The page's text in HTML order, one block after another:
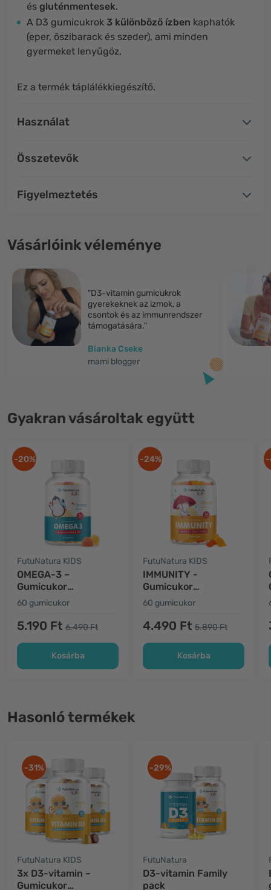
és gluténmentesek.
A D3 gumicukrok 3 különböző ízben kaphatók
(eper, őszibarack és szeder), ami minden
gyermeket lenyűgöz.
Ez a termék táplálékkiegészítő.
Használat
Összetevők
Figyelmeztetés
Vásárlóink véleménye
"D3-vitamin gumicukrok
gyerekeknek az izmok, a
csontok és az immunrendszer
támogatására."
Bianka Cseke
mami blogger
Gyakran vásároltak együtt
-20%
FutuNatura KIDS
OMEGA-3 –
Gumicukor
gyerekeknek
60 gumicukor
5.190 Ft 6.490 Ft
Kosárba
-24%
FutuNatura KIDS
IMMUNITY -
Gumicukor
gyerekeknek az
immunrendszer
számára
60 gumicukor
4.490 Ft 5.890 Ft
Kosárba
-
Hasonló termékek
-31%
FutuNatura KIDS
3x D3-vitamin –
Gumicukor
-29%
FutuNatura
D3-vitamin Family
pack